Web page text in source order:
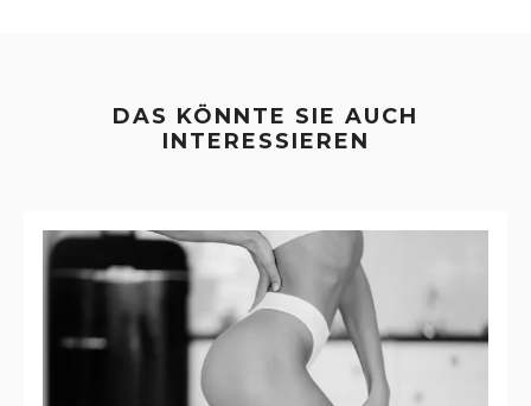
DAS KÖNNTE SIE AUCH
INTERESSIEREN